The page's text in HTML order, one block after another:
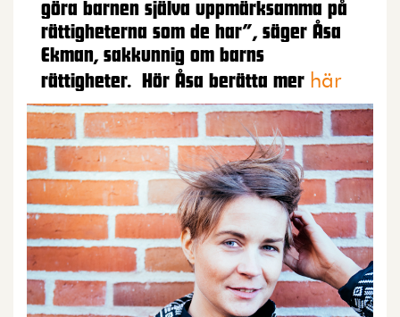
göra barnen själva uppmärksamma på
rättigheterna som de har”, säger Åsa
Ekman, sakkunnig om barns
rättigheter. Hör Åsa berätta mer här